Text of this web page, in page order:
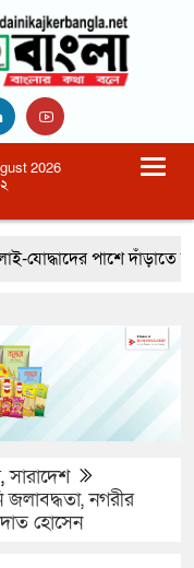
2026
পাশে দাঁড়াতে হবে
,সারাদেশ
জলাবদ্ধতা, নগরীর
হোসেন